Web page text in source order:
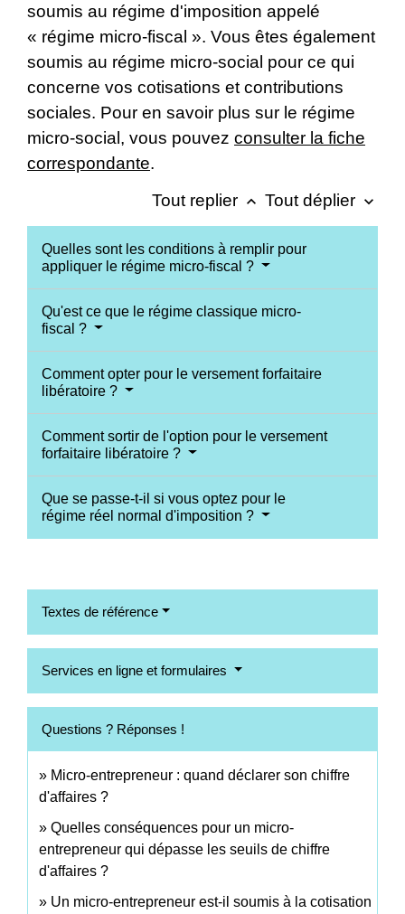
soumis au régime d'imposition appelé
« régime micro-fiscal ». Vous êtes également
soumis au régime micro-social pour ce qui
concerne vos cotisations et contributions
sociales. Pour en savoir plus sur le régime
micro-social, vous pouvez consulter la fiche
correspondante.
Tout replier keyboard_arrow_up Tout déplier keyboard_arrow_down
Quelles sont les conditions à remplir pour
appliquer le régime micro-fiscal ?
Qu'est ce que le régime classique micro-
fiscal ?
Comment opter pour le versement forfaitaire
libératoire ?
Comment sortir de l'option pour le versement
forfaitaire libératoire ?
Que se passe-t-il si vous optez pour le
régime réel normal d'imposition ?
Textes de référence
Services en ligne et formulaires
Questions ? Réponses !
Micro-entrepreneur : quand déclarer son chiffre
d'affaires ?
Quelles conséquences pour un micro-
entrepreneur qui dépasse les seuils de chiffre
d'affaires ?
Un micro-entrepreneur est-il soumis à la cotisation